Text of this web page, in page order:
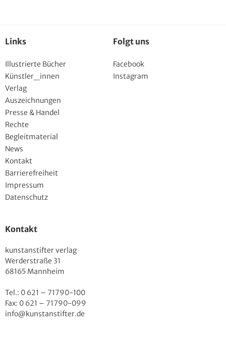
Links
Illustrierte Bücher
Künstler_innen
Verlag
Auszeichnungen
Presse & Handel
Rechte
Begleitmaterial
News
Kontakt
Barrierefreiheit
Impressum
Datenschutz
Folgt uns
Facebook
Instagram
Kontakt
kunstanstifter verlag
Werderstraße 31
68165 Mannheim
Tel.: 0 621 – 71790-100
Fax: 0 621 – 71790-099
info@kunstanstifter.de